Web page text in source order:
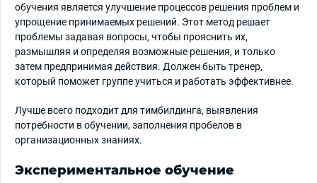
обучения является улучшение процессов решения проблем и
упрощение принимаемых решений. Этот метод решает
проблемы задавая вопросы, чтобы прояснить их,
размышляя и определяя возможные решения, и только
затем предпринимая действия. Должен быть тренер,
который поможет группе учиться и работать эффективнее.
Лучше всего подходит для тимбилдинга, выявления
потребности в обучении, заполнения пробелов в
организационных знаниях.
Экспериментальное обучение